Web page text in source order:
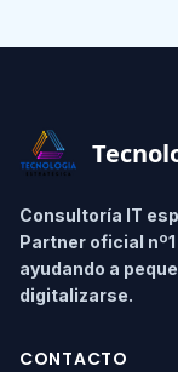
Consultoría IT
Partner oficial
ayudando a
digitalizarse.
CONTACTO